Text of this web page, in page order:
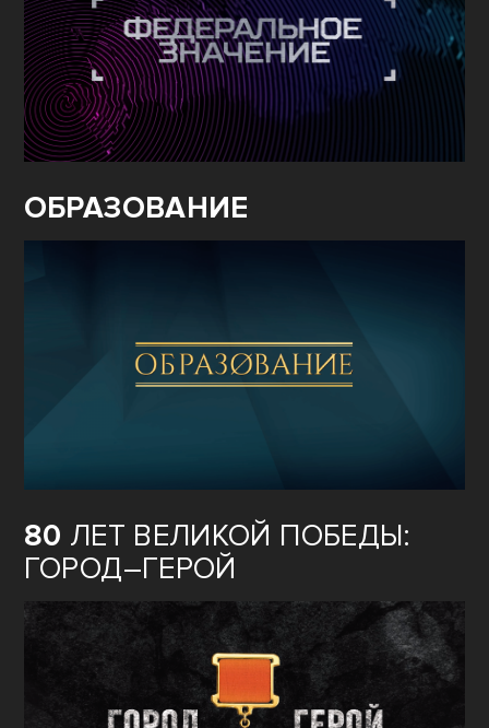
ОБРАЗОВАНИЕ
80 ЛЕТ ВЕЛИКОЙ ПОБЕДЫ:
ГОРОД–ГЕРОЙ